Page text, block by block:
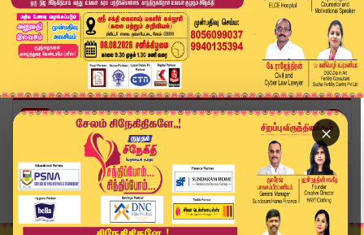
×
Home
வீடியோ ஸ்டோரி
Annamalai | அரசு சேவை இல்லத்தில் மாணவிக்கு நேர்...